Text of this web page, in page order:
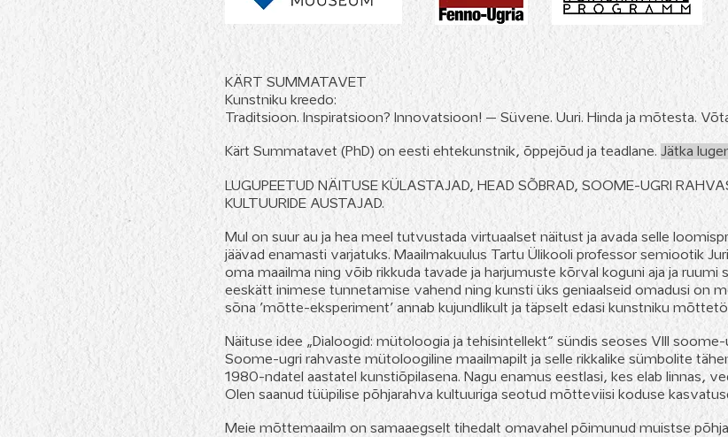
KÄRT SUMMATAVET
Kunstniku kreedo:
Traditsioon. Inspiratsioon? Innovatsioon! – Süvene. Uuri. Hinda ja mõtesta.
Kärt Summatavet (PhD) on eesti ehtekunstnik, õppejõud ja teadlane. Jätka
LUGUPEETUD NÄITUSE KÜLASTAJAD, HEAD SÕBRAD, SOOME-UGRI
KULTUURIDE AUSTAJAD.
Mul on suur au ja hea meel tutvustada virtuaalset näitust ja avada selle
jäävad enamasti varjatuks. Maailmakuulus Tartu Ülikooli professor semiootik
oma maailma ning võib rikkuda tavade ja harjumuste kõrval koguni aja ja ruumi
eeskätt inimese tunnetamise vahend ning kunsti üks geniaalseid omadusi on
sõna ’mõtte-eksperiment’ annab kujundlikult ja täpselt edasi kunstniku
Näituse idee „Dialoogid: mütoloogia ja tehisintellekt“ sündis seoses VIII
Soome-ugri rahvaste mütoloogiline maailmapilt ja selle rikkalike sümbolite
1980-ndatel aastatel kunstiõpilasena. Nagu enamus eestlasi, kes elab linnas,
Olen saanud tüüpilise põhjarahva kultuuriga seotud mõtteviisi koduse
Meie mõttemaailm on samaaegselt tihedalt omavahel põimunud muistse